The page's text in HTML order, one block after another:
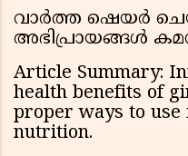
വാർത്ത ഷെയർ
അഭിപ്രായങ്ങൾ
Article Summary:
health benefits of
proper ways to
nutrition.